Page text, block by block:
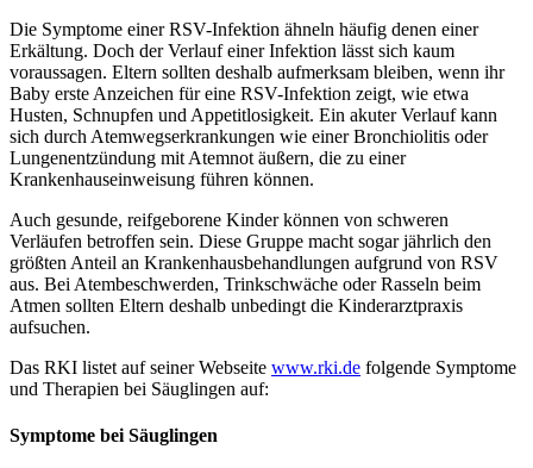
Die Symptome einer RSV-Infektion ähneln häufig denen einer
Erkältung. Doch der Verlauf einer Infektion lässt sich kaum
voraussagen. Eltern sollten deshalb aufmerksam bleiben, wenn ihr
Baby erste Anzeichen für eine RSV-Infektion zeigt, wie etwa
Husten, Schnupfen und Appetitlosigkeit. Ein akuter Verlauf kann
sich durch Atemwegserkrankungen wie einer Bronchiolitis oder
Lungenentzündung mit Atemnot äußern, die zu einer
Krankenhauseinweisung führen können.
Auch gesunde, reifgeborene Kinder können von schweren
Verläufen betroffen sein. Diese Gruppe macht sogar jährlich den
größten Anteil an Krankenhausbehandlungen aufgrund von RSV
aus. Bei Atembeschwerden, Trinkschwäche oder Rasseln beim
Atmen sollten Eltern deshalb unbedingt die Kinderarztpraxis
aufsuchen.
Das RKI listet auf seiner Webseite www.rki.de folgende Symptome
und Therapien bei Säuglingen auf:
Symptome bei Säuglingen